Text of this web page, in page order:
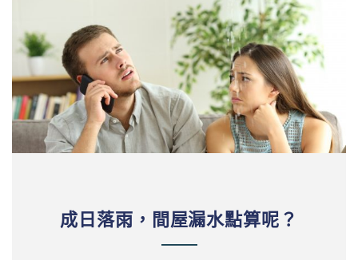
成日落雨，間屋漏水點算呢？